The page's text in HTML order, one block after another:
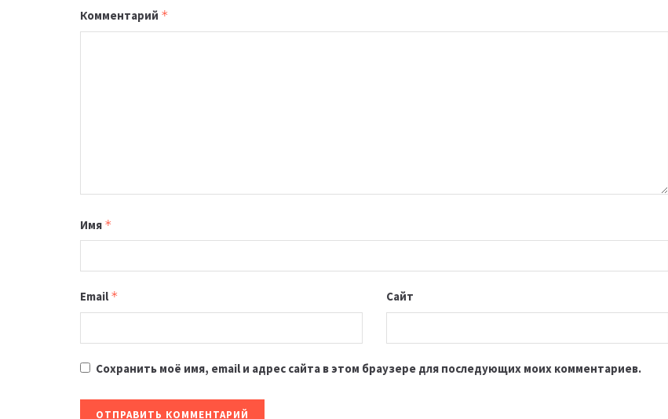
Комментарий *
Имя *
Email * Сайт
Сохранить моё имя, email и адрес сайта в этом браузере для последующих моих комментариев.